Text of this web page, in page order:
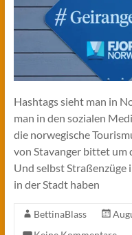
Hashtags sieht man in
man in den sozialen
die norwegische
von Stavanger bittet um
Und selbst Straßenzüge
in der Stadt haben
BettinaBlass